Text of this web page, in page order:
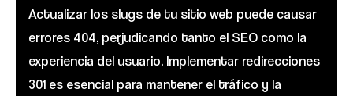
Actualizar los slugs de tu sitio web puede causar
errores 404, perjudicando tanto el SEO como la
experiencia del usuario. Implementar redirecciones
301 es esencial para mantener el tráfico y la